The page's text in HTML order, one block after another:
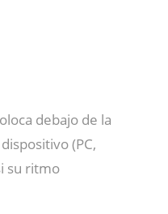
debajo de la
(PC,
su ritmo